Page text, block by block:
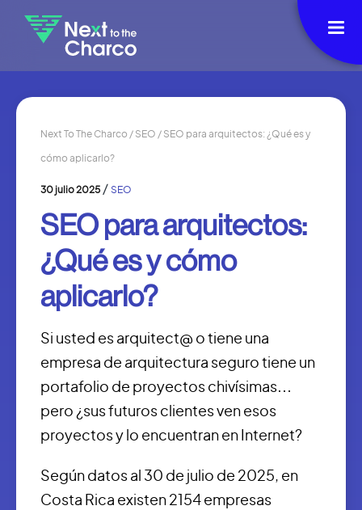
Next To The Charco / SEO / SEO para arquitectos: ¿Qué es y
cómo aplicarlo?
30 julio 2025 / SEO
SEO para arquitectos:
¿Qué es y cómo
aplicarlo?
Si usted es arquitect@ o tiene una
empresa de arquitectura seguro tiene un
portafolio de proyectos chivísimas…
pero ¿sus futuros clientes ven esos
proyectos y lo encuentran en Internet?
Según datos al 30 de julio de 2025, en
Costa Rica existen 2154 empresas